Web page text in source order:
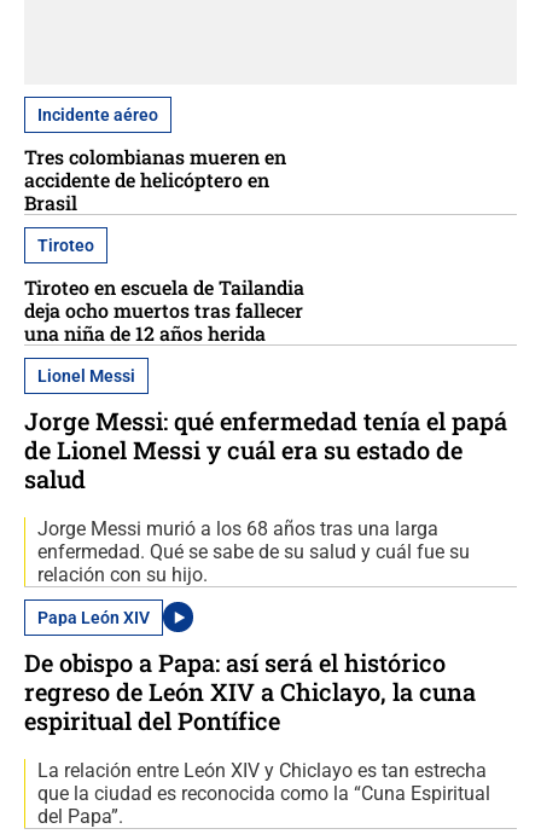
Incidente aéreo
Tres colombianas mueren en
accidente de helicóptero en
Brasil
Tiroteo
Tiroteo en escuela de Tailandia
deja ocho muertos tras fallecer
una niña de 12 años herida
Lionel Messi
Jorge Messi: qué enfermedad tenía el papá
de Lionel Messi y cuál era su estado de
salud
Jorge Messi murió a los 68 años tras una larga
enfermedad. Qué se sabe de su salud y cuál fue su
relación con su hijo.
Papa León XIV
De obispo a Papa: así será el histórico
regreso de León XIV a Chiclayo, la cuna
espiritual del Pontífice
La relación entre León XIV y Chiclayo es tan estrecha
que la ciudad es reconocida como la “Cuna Espiritual
del Papa”.